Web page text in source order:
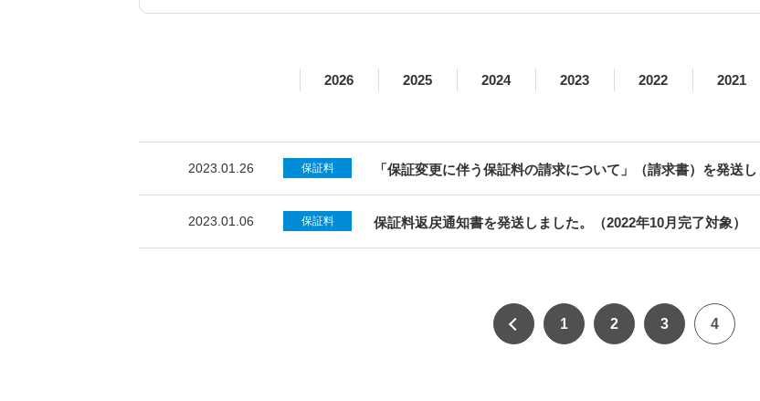
2026 2025 2024 2023 2022 2021
2023.01.26 保証料 「保証変更に伴う保証料の請求について」（請求書）を発送
2023.01.06 保証料 保証料返戻通知書を発送しました。（2022年10月完了対象）
1 2 3 4